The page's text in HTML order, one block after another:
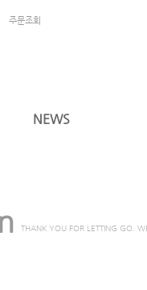
주문조회
NEWS
THANK YOU FOR LETTING GO.